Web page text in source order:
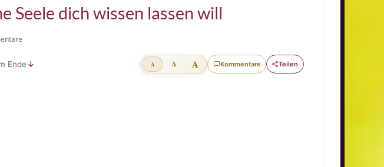
Seele dich wissen lassen will
Ende ↓ A A A Kommentare Teilen